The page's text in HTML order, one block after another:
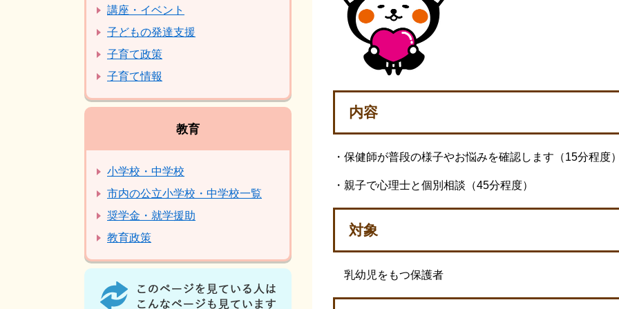
内容
・保健師が普段の様子やお悩みを確認します（15分程度
・親子で心理士と個別相談（45分程度）
対象
乳幼児をもつ保護者
講座・イベント
子どもの発達支援
子育て政策
子育て情報
教育
小学校・中学校
市内の公立小学校・中学校一覧
奨学金・就学援助
教育政策
こ